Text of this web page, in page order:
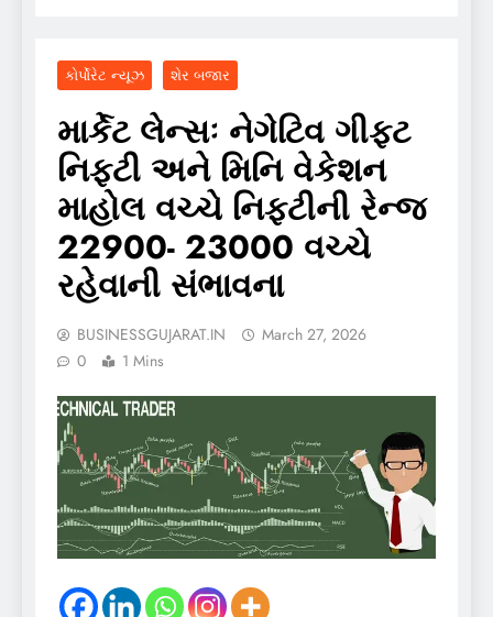
કોર્પોરેટ ન્યૂઝ શેર બજાર
માર્કેટ લેન્સઃ નેગેટિવ ગીફ્ટ
નિફ્ટી અને મિનિ વેકેશન
માહોલ વચ્ચે નિફ્ટીની રેન્જ
22900- 23000 વચ્ચે
રહેવાની સંભાવના
BUSINESSGUJARAT.IN
March 27, 2026
0
1 Mins